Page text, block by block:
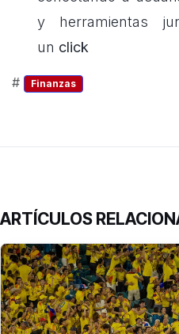
y herramientas
un click
# Finanzas
ARTÍCULOS